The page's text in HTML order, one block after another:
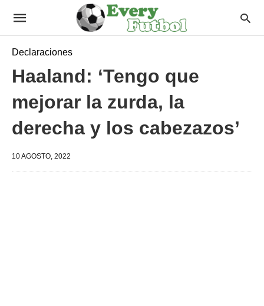
Declaraciones
Haaland: ‘Tengo que
mejorar la zurda, la
derecha y los cabezazos’
10 AGOSTO, 2022